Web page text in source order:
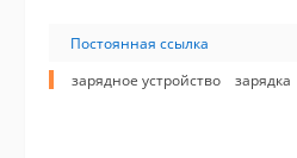
Постоянная ссылка
зарядное устройство
зарядка